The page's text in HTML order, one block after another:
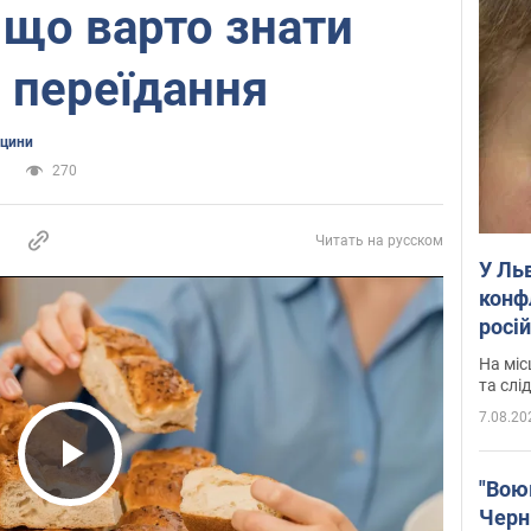
варто знати
270
Читать на русском
Play Video
У
На
та